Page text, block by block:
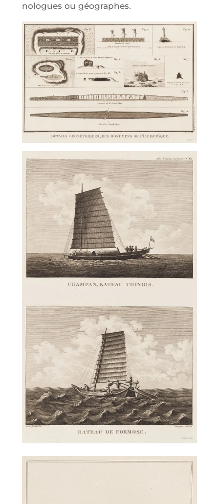
no­logues ou géographes.